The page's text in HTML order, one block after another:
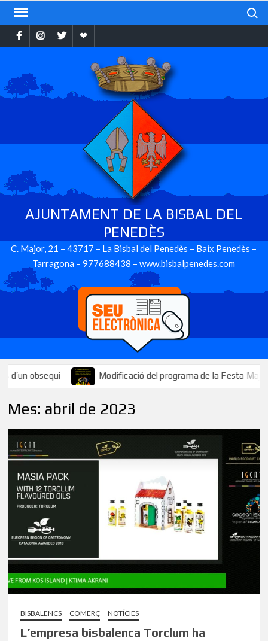
Skip
contentFacebookInstragram
TwitterEbando
AJUNTAMENT DE LA BISBAL DEL
PENEDÈS
C. Major, 21 – 43717 – La Bisbal del Penedès – Baix Penedès –
Tarragona – 977688438 – www.bisbalpenedes.com
Modificació del programa de la Festa Major: se suspèn
Mes: abril de 2023
BISBALENCS COMERÇ NOTÍCIES
L’empresa bisbalenca Torclum ha